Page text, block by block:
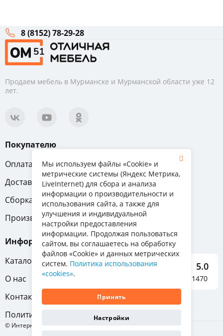
8 (8152) 78-29-28
Продаем мебель в Мурманске и Мурманской области уже 12
лет.
Покупателю
Оплата
Вопрос-ответ
Доставка
Обмен и возврат
Сборка
Гарантия
Производители
Информация
Каталог мебели
О нас
Контакты
Политика конфиденциальности
5.0
Отзывы о нас 1470
© Интернет-магазин «Отличная мебель», 2011-2026
Мы используем файлы «Cookie» и
метрические системы (Яндекс Метрика,
LiveInternet) для сбора и анализа
информации о производительности и
использования сайта, а также для
улучшения и индивидуальной
настройки предоставления
информации. Продолжая пользоваться
сайтом, вы соглашаетесь на обработку
файлов «Cookie» и данных метрических
систем. Политика использования
«cookies».
Принять
Настройки